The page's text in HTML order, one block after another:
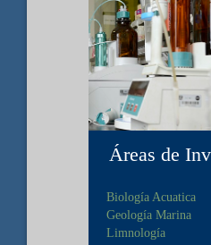
Áreas de
Biología Acuatica
Geología Marina
Limnología